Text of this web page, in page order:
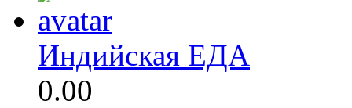
Индийская ЕДА
0.00